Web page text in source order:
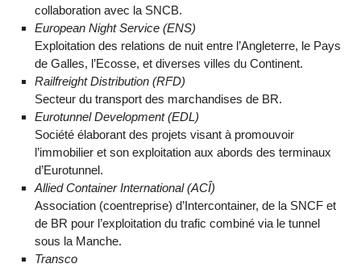
collaboration avec la SNCB.
European Night Service (ENS)
Exploitation des relations de nuit entre l’Angleterre, le Pays
de Galles, l’Ecosse, et diverses villes du Continent.
Railfreight Distribution (RFD)
Secteur du transport des marchandises de BR.
Eurotunnel Development (EDL)
Société élaborant des projets visant à promouvoir
l’immobilier et son exploitation aux abords des terminaux
d’Eurotunnel.
Allied Container International (ACÎ)
Association (coentreprise) d’Intercontainer, de la SNCF et
de BR pour l’exploitation du trafic combiné via le tunnel
sous la Manche.
Transco